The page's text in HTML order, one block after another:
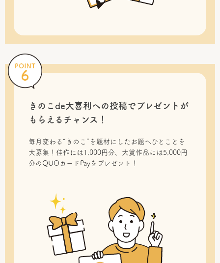
きのこde大喜利への投稿でプレゼントが
もらえるチャンス！
毎月変わる“きのこ”を題材にしたお題へひとことを
大募集！佳作には1,000円分、大賞作品には5,000円
分のQUOカードPayをプレゼント！